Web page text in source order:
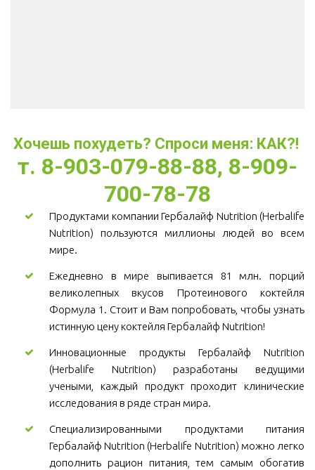
Хочешь похудеть? Спроси меня: КАК?!
т. 8-903-079-88-88, 8-909-
700-78-78
Продуктами компании Гербалайф Nutrition (Herbalife
Nutrition) пользуются миллионы людей во всем
мире.
Ежедневно в мире выпивается 81 млн. порций
великолепных вкусов Протеинового коктейля
Формула 1. Стоит и Вам попробовать, чтобы узнать
истинную цену коктейля Гербалайф Nutrition!
Инновационные продукты Гербалайф Nutrition
(Herbalife Nutrition) разработаны ведущими
учеными, каждый продукт проходит клинические
исследования в ряде стран мира.
Специализированными продуктами питания
Гербалайф Nutrition (Herbalife Nutrition) можно легко
дополнить рацион питания, тем самым обогатив